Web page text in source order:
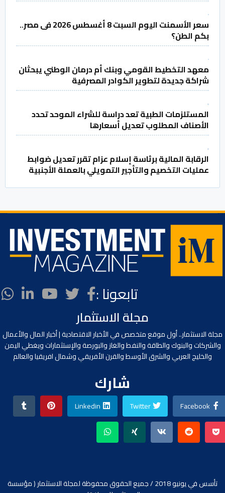
سعر الأسمنت اليوم السبت 8 أغسطس 2026 فى مصر..
بكم الطن؟
معهد التخطيط القومي وبنك أم درمان الوطني يبحثان
شراكة جديدة لتطوير الكوادر المصرفية
المستلزمات الطبية تعد دراسة للشراء الموحد تحدد
الأصناف المطلوب تعديل أسعارها
الرقابة المالية برئاسة إسلام عزام تقرر تعديل ضوابط
عمليات التخصيم والتأجير التمويلي بالعملة الأجنبية
تابعونا :
مجلة الاستثمار
مجلة الاستثمار.. أول موقع متخصص في الأخبار الاقتصادية | أخبار المال والأعمال
والشركات والبنوك والطاقة والنفط والغاز والبورصة والإستثمارات ويغطي اليمن
والخليج العربي والشرق الأوسط والقرن الأفريقي وشمال افريقيا والعالم
شارك
Facebook
Twitter
Linkedin
تأسس في يونيو 2018 / جميع الحقوق محفوظة لمجلة الاستثمار ( مؤسسة